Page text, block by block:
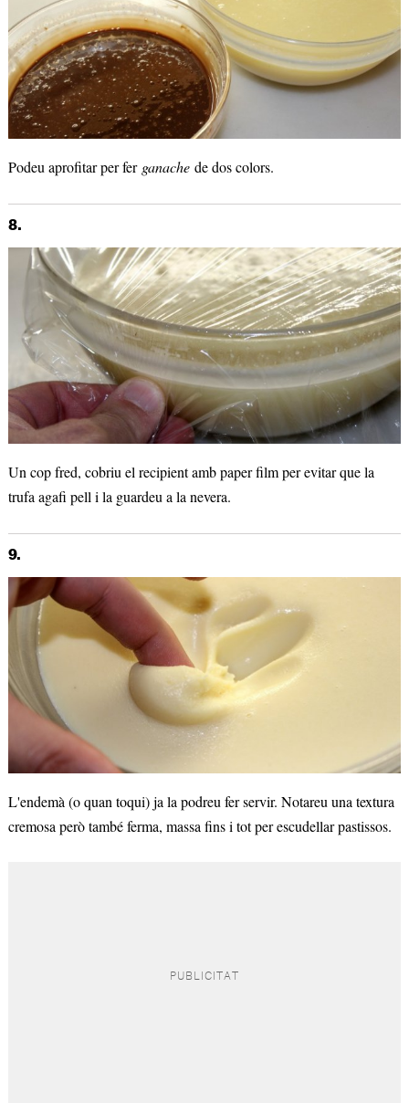
Podeu aprofitar per fer ganache de dos colors.
8.
Un cop fred, cobriu el recipient amb paper film per evitar que la
trufa agafi pell i la guardeu a la nevera.
9.
L'endemà (o quan toqui) ja la podreu fer servir. Notareu una textura
cremosa però també ferma, massa fins i tot per escudellar pastissos.